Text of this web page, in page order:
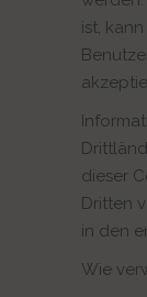
ist,
dieser
Dritten
in den
Wie